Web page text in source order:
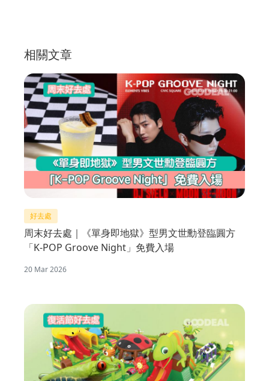
相關文章
好去處
周末好去處｜《單身即地獄》型男文世勳登臨圓方
「K-POP Groove Night」免費入場
20 Mar 2026